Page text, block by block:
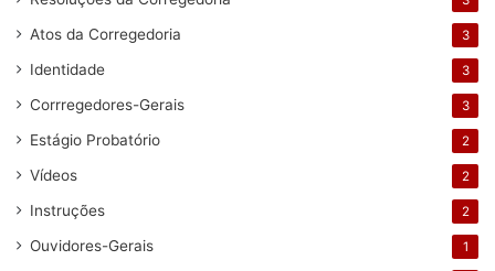
Atos da Corregedoria 3
Identidade 3
Corrregedores-Gerais 3
Estágio Probatório 2
Vídeos 2
Instruções 2
Ouvidores-Gerais 1